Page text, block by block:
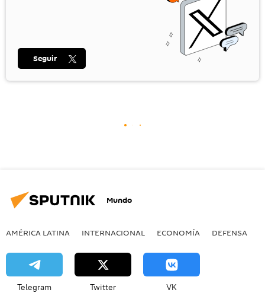
Seguir
Mundo
AMÉRICA LATINA INTERNACIONAL ECONOMÍA DEFENSA
Telegram Twitter VK